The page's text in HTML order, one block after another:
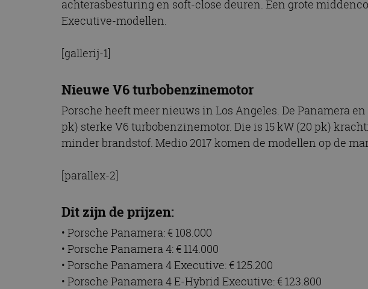
achterasbesturing en soft-close deuren. Een grote
Executive-modellen.
[gallerij-1]
Nieuwe V6 turbobenzinemotor
Porsche heeft meer nieuws in Los Angeles. De Panamera
pk) sterke V6 turbobenzinemotor. Die is 15 kW (20 pk)
minder brandstof. Medio 2017 komen de modellen op de
[parallex-2]
Dit zijn de prijzen:
• Porsche Panamera: € 108.000
• Porsche Panamera 4: € 114.000
• Porsche Panamera 4 Executive: € 125.200
• Porsche Panamera 4 E-Hybrid Executive: € 123.800